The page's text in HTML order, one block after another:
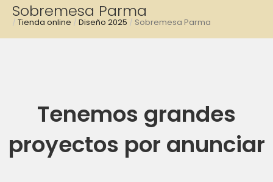
Sobremesa Parma
/ Tienda online / Diseño 2025 / Sobremesa Parma
Tenemos grandes
proyectos por anunciar